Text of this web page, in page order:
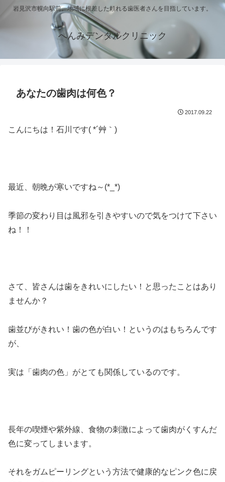
岩見沢市幌向駅前。地域に根差した頼れる歯医者さんを目指しています。
へんみデンタルクリニック
あなたの歯肉は何色？
2017.09.22
こんにちは！石川です( *´艸｀)
最近、朝晩が寒いですね～(*_*)
季節の変わり目は風邪を引きやすいので気をつけて下さい
ね！！
さて、皆さんは歯をきれいにしたい！と思ったことはあり
ませんか？
歯並びがきれい！歯の色が白い！というのはもちろんです
が、
実は「歯肉の色」がとても関係しているのです。
長年の喫煙や紫外線、食物の刺激によって歯肉がくすんだ
色に変ってしまいます。
それをガムピーリングという方法で健康的なピンク色に戻